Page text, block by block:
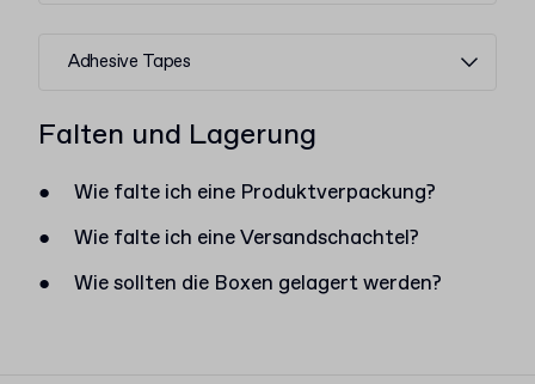
Adhesive Tapes
Falten und Lagerung
●
Wie falte ich eine Produktverpackung?
●
Wie falte ich eine Versandschachtel?
●
Wie sollten die Boxen gelagert werden?